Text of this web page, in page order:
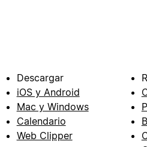
Descargar
iOS y Android
Mac y Windows
Calendario
Web Clipper